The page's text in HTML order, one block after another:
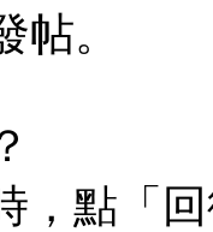
。
點「